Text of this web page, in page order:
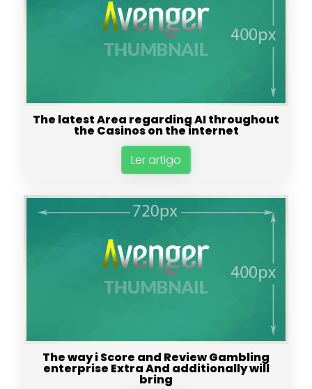
The latest Area regarding AI throughout
the Casinos on the internet
Ler artigo
The way i Score and Review Gambling
enterprise Extra And additionally will
bring